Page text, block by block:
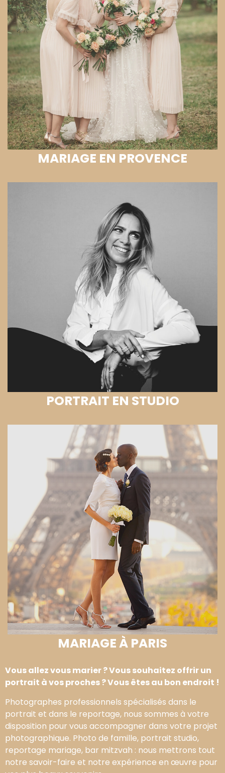
MARIAGE EN PROVENCE
PORTRAIT EN STUDIO
MARIAGE À PARIS
Vous allez vous marier ? Vous souhaitez offrir un
portrait à vos proches ? Vous êtes au bon endroit !
Photographes professionnels spécialisés dans le
portrait et dans le reportage, nous sommes à votre
disposition pour vous accompagner dans votre projet
photographique. Photo de famille, portrait studio,
reportage mariage, bar mitzvah : nous mettrons tout
notre savoir-faire et notre expérience en œuvre pour